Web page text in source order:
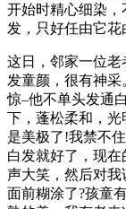
开始时精心细染
发，只好任由它花
这日，邻家一位
发童颜，很有神
惊–他不单头发通
下，蓬松柔和，
是美极了!我禁不
白发就好了，现
声大笑，然后对
面前糊涂了?孩童